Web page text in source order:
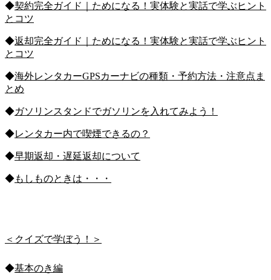
◆契約完全ガイド｜ためになる！実体験と実話で学ぶヒント
とコツ
◆返却完全ガイド｜ためになる！実体験と実話で学ぶヒント
とコツ
◆海外レンタカーGPSカーナビの種類・予約方法・注意点ま
とめ
◆ガソリンスタンドでガソリンを入れてみよう！
◆レンタカー内で喫煙できるの？
◆早期返却・遅延返却について
◆もしものときは・・・
＜クイズで学ぼう！＞
◆基本のき編